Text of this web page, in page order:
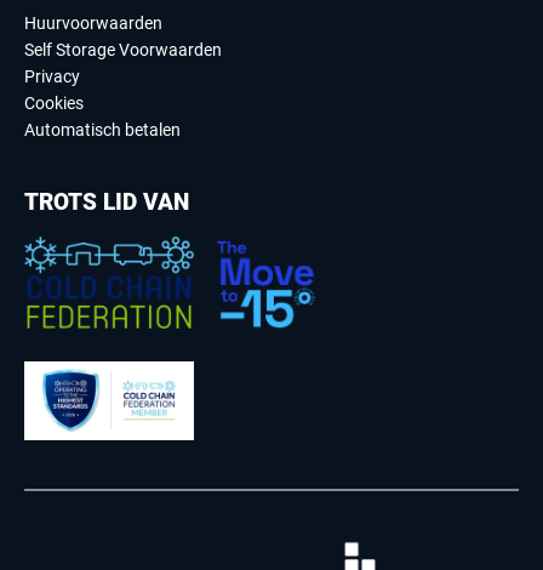
Huurvoorwaarden
Self Storage Voorwaarden
Privacy
Cookies
Automatisch betalen
TROTS LID VAN